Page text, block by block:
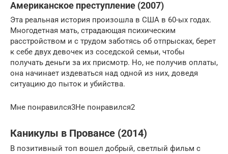
Американское преступление (2007)
Эта реальная история произошла в США в 60-ых годах.
Многодетная мать, страдающая психическим
расстройством и с трудом заботясь об отпрысках, берет
к себе двух девочек из соседской семьи, чтобы
получать деньги за их присмотр. Но, не получив оплаты,
она начинает издеваться над одной из них, доведя
ситуацию до пыток и убийства.
Мне понравился3Не понравился2
Каникулы в Провансе (2014)
В позитивный топ вошел добрый, светлый фильм с